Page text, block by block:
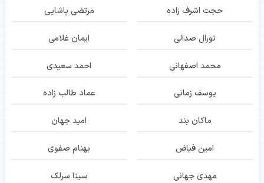
حجت اشرف زاده مرتضی پاشایی
تورال صدالی ایمان غلامی
محمد اصفهانی احمد سعیدی
یوسف زمانی عماد طالب زاده
ماکان بند امید جهان
امین فیاض بهنام صفوی
مهدی جهانی سینا سرلک